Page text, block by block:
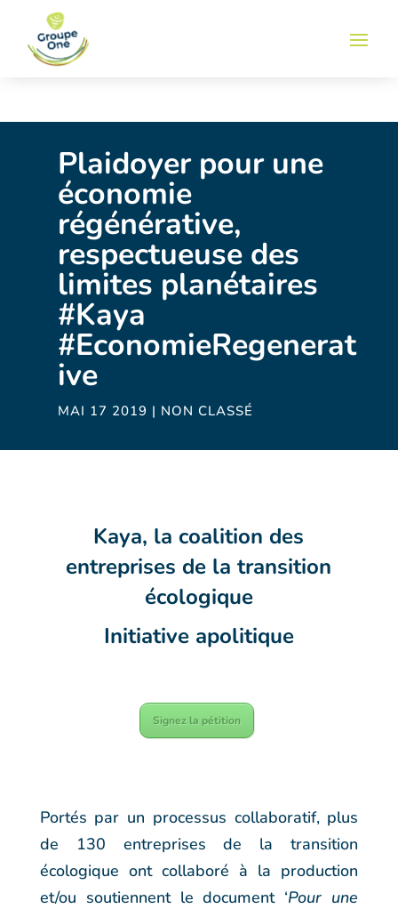
Plaidoyer pour une
économie
régénérative,
respectueuse des
limites planétaires
#Kaya
#EconomieRegenerat
ive
MAI 17 2019 | NON CLASSÉ
Kaya, la coalition des
entreprises de la transition
écologique
Initiative apolitique
Signez la pétition
Portés par un processus collaboratif, plus
de 130 entreprises de la transition
écologique ont collaboré à la production
et/ou soutiennent le document ‘Pour une